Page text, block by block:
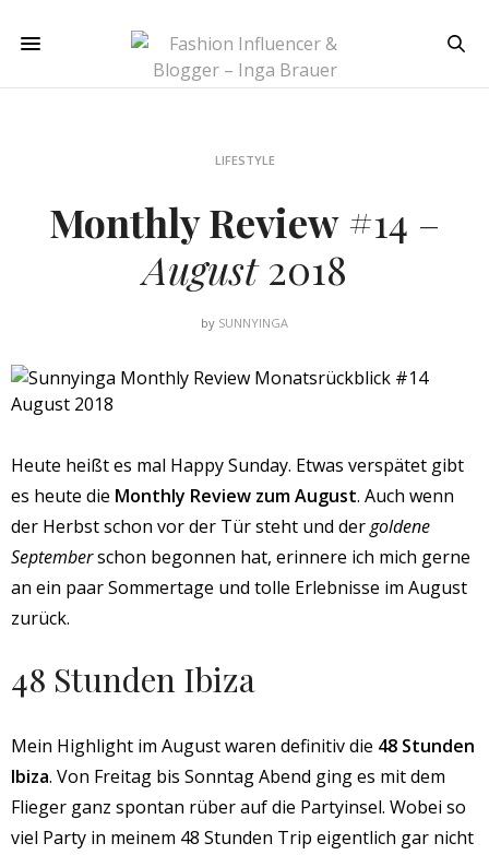
LIFESTYLE
Monthly Review#14 –
August2018
by SUNNYINGA
Heute heißt es mal Happy Sunday. Etwas verspätet gibt
es heute die Monthly Review zum August. Auch wenn
der Herbst schon vor der Tür steht und dergoldene
Septemberschon begonnen hat, erinnere ich mich gerne
an ein paar Sommertage und tolle Erlebnisse im August
zurück.
48 Stunden Ibiza
Mein Highlight im August waren definitiv die 48 Stunden
Ibiza. Von Freitag bis Sonntag Abend ging es mit dem
Flieger ganz spontan rüber auf die Partyinsel. Wobei so
viel Party in meinem 48 Stunden Trip eigentlich gar nicht